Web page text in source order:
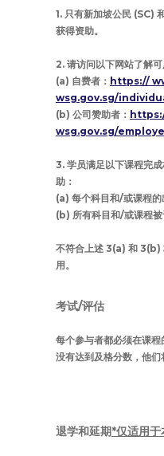
1. 只有新加坡公民 (SC)
获得资助。
2. 请访问以下网站了解可
(a) 自费者： https://
wsg.gov.sg/
(b) 公司赞助者：
wsg.gov.sg/
3. 学员满足以下课程完
助：
(a) 每个科目和/或课程
(b) 所有科目和/或课程被
不符合上述 3(a) 和 3(b)
用。
考试/评估
每个参与者都必须在课
没有达到及格分数，他们
退学和延期*仅适用于